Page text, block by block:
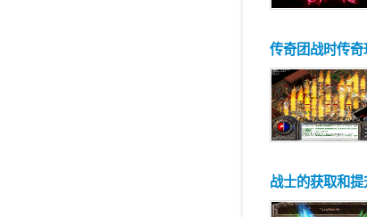
传奇团战时传
战士的获取和提